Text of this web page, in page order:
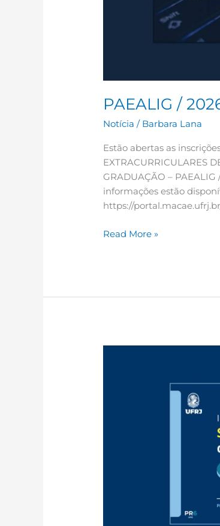
PAEALIG /
Notícia / Barbara Lana
Estão abertas as
EXTRACURRICULARES
GRADUAÇÃO –
informações estão
https://
Read More »
Prêmio Engaja UFRJ!